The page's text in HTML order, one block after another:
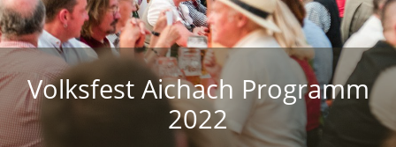
Volksfest Aichach Programm
2022